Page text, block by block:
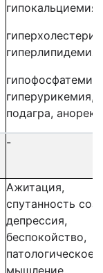
гипокальциемия
гиперлипидемия
гипофосфатемия
гиперурикемия,
подагра,
-
Ажитация,
спутанность
депрессия,
беспокойство,
патологическое
мышление,